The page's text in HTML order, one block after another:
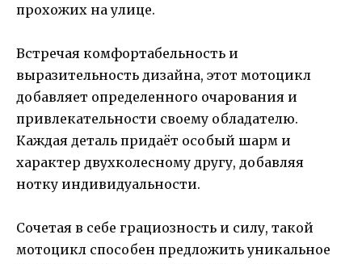
прохожих на улице.
Встречая комфортабельность и
выразительность дизайна, этот мотоцикл
добавляет определенного очарования и
привлекательности своему обладателю.
Каждая деталь придаёт особый шарм и
характер двухколесному другу, добавляя
нотку индивидуальности.
Сочетая в себе грациозность и силу, такой
мотоцикл способен предложить уникальное